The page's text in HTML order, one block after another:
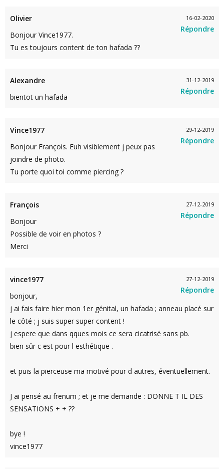
16-02-2020
Répondre
Olivier
Bonjour Vince1977.
Tu es toujours content de ton hafada ??
31-12-2019
Répondre
Alexandre
bientot un hafada
29-12-2019
Répondre
Vince1977
Bonjour François. Euh visiblement j peux pas
joindre de photo.
Tu porte quoi toi comme piercing ?
27-12-2019
Répondre
François
Bonjour
Possible de voir en photos ?
Merci
27-12-2019
Répondre
vince1977
bonjour,
j ai fais faire hier mon 1er génital, un hafada ; anneau placé sur
le côté ; j suis super super content !
j espere que dans qques mois ce sera cicatrisé sans pb.
bien sûr c est pour l esthétique .
et puis la pierceuse ma motivé pour d autres, éventuellement.
J ai pensé au frenum ; et je me demande : DONNE T IL DES
SENSATIONS + + ??
bye !
vince1977